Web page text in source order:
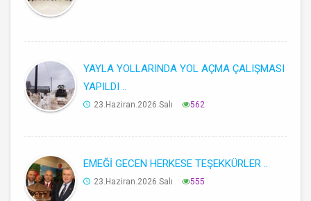
YAYLA YOLLARINDA YOL AÇMA ÇALIŞMASI
YAPILDI ..
23.Haziran.2026.Salı 562
EMEĞİ GECEN HERKESE TEŞEKKÜRLER ..
23.Haziran.2026.Salı 555